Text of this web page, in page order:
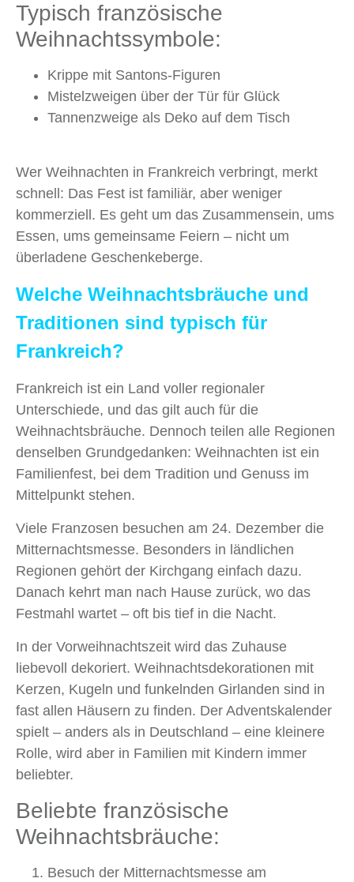
Typisch französische
Weihnachtssymbole:
Krippe mit Santons-Figuren
Mistelzweigen über der Tür für Glück
Tannenzweige als Deko auf dem Tisch
Wer Weihnachten in Frankreich verbringt, merkt
schnell: Das Fest ist familiär, aber weniger
kommerziell. Es geht um das Zusammensein, ums
Essen, ums gemeinsame Feiern – nicht um
überladene Geschenkeberge.
Welche Weihnachtsbräuche und
Traditionen sind typisch für
Frankreich?
Frankreich ist ein Land voller regionaler
Unterschiede, und das gilt auch für die
Weihnachtsbräuche. Dennoch teilen alle Regionen
denselben Grundgedanken: Weihnachten ist ein
Familienfest, bei dem Tradition und Genuss im
Mittelpunkt stehen.
Viele Franzosen besuchen am 24. Dezember die
Mitternachtsmesse. Besonders in ländlichen
Regionen gehört der Kirchgang einfach dazu.
Danach kehrt man nach Hause zurück, wo das
Festmahl wartet – oft bis tief in die Nacht.
In der Vorweihnachtszeit wird das Zuhause
liebevoll dekoriert. Weihnachtsdekorationen mit
Kerzen, Kugeln und funkelnden Girlanden sind in
fast allen Häusern zu finden. Der Adventskalender
spielt – anders als in Deutschland – eine kleinere
Rolle, wird aber in Familien mit Kindern immer
beliebter.
Beliebte französische
Weihnachtsbräuche:
Besuch der Mitternachtsmesse am